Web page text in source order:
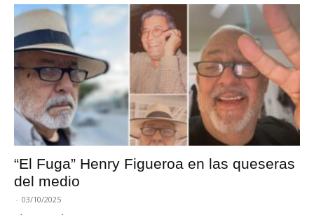
“El Fuga” Henry Figueroa en las queseras
del medio
- 03/10/2025